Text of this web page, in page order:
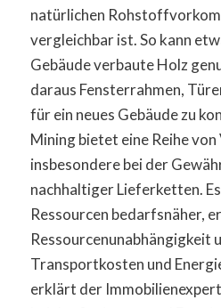
natürlichen
vergleichbar ist. So kann
Gebäude verbaute Holz
daraus Fensterrahmen,
für ein neues Gebäude zu
Mining bietet eine Reihe
insbesondere bei der
nachhaltiger Lieferketten.
Ressourcen bedarfsnäher,
Ressourcenunabhängigkeit
Transportkosten und
erklärt der